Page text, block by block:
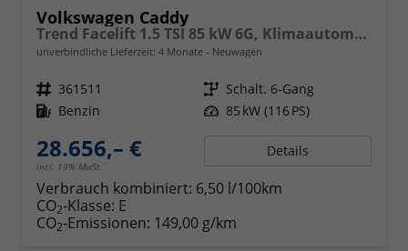
Volkswagen Caddy
Trend Facelift 1.5 TSI 85 kW 6G, Klimaautomatik, 5 Sitze, Zuziehhilfe Schiebetüren + Heckklappe, PDC v+h, ACC, Side Assist Blind Spot, Ausparkhilfe, Ausstiegswarner, Digital Cockpit PRO, Radioanlage Navigationsvorbereituing,, Mittearmlehne verstellbar
unverbindliche Lieferzeit: 4 Monate Neuwagen
Fahrzeugnr. 361511 Getriebe Schalt. 6-Gang
Kraftstoff Benzin Leistung 85 kW (116 PS)
28.656,– €
incl. 19% MwSt.
Details
Verbrauch kombiniert: 6,50 l/100km
CO2-Klasse: E
CO2-Emissionen: 149,00 g/km